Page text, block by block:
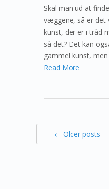
Skal man ud at
væggene, så er det
kunst, der er i tråd
så det? Det kan
gammel kunst,
Read More
← Older posts